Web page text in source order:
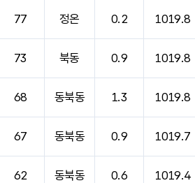
77 정온 0.2 1019.8
73 북동 0.9 1019.8
68 동북동 1.3 1019.8
67 동북동 0.9 1019.7
62 동북동 0.6 1019.4